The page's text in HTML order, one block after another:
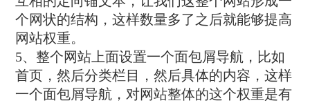
个网状的结构，这样数量多了之后就能够提高
网站权重。
5、整个网站上面设置一个面包屑导航，比如
首页，然后分类栏目，然后具体的内容，这样
一个面包屑导航，对网站整体的这个权重是有